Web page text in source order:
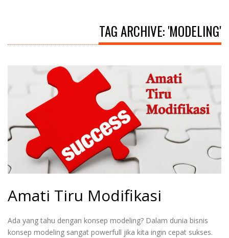
TAG ARCHIVE: 'MODELING'
Amati Tiru Modifikasi
Ada yang tahu dengan konsep modeling? Dalam dunia bisnis
konsep modeling sangat powerfull jika kita ingin cepat sukses.